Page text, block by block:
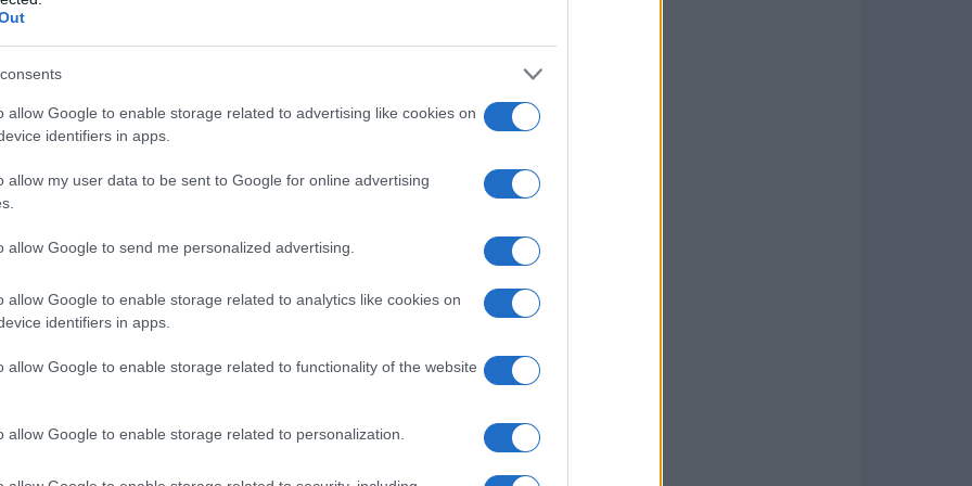
allow Google to enable storage related to advertising like cookies on
identifiers in apps.
allow my user data to be sent to Google for online advertising
allow Google to send me personalized advertising.
allow Google to enable storage related to analytics like cookies on
identifiers in apps.
allow Google to enable storage related to functionality of the website
allow Google to enable storage related to personalization.
desde
más importantes del país, por no
famosas.
día en Bélgica
realice toda una excursión enBélgica.
y emprenderá un cómodo viaje con aire
que llegue, comience una completa visita
lugares de la ciudad. Destaca
el famoso cuadro del siglo